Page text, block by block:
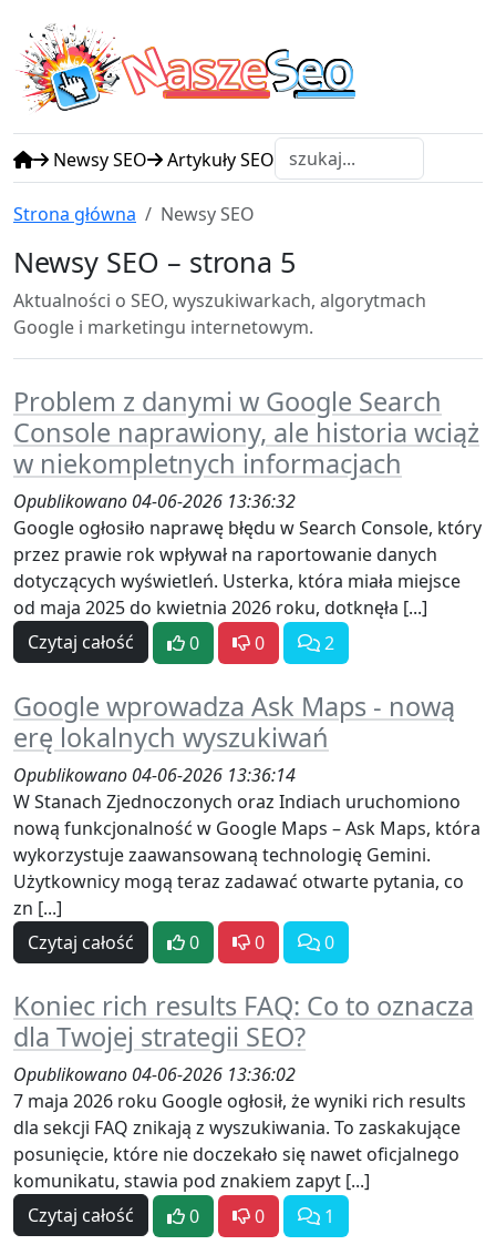
NaszeSeo
Newsy SEO Artykuły SEO
Strona główna Newsy SEO
Newsy SEO – strona 5
Aktualności o SEO, wyszukiwarkach, algorytmach
Google i marketingu internetowym.
Problem z danymi w Google Search
Console naprawiony, ale historia wciąż
w niekompletnych informacjach
Opublikowano 04-06-2026 13:36:32
Google ogłosiło naprawę błędu w Search Console, który
przez prawie rok wpływał na raportowanie danych
dotyczących wyświetleń. Usterka, która miała miejsce
od maja 2025 do kwietnia 2026 roku, dotknęła [...]
Czytaj całość
0 0 2
Google wprowadza Ask Maps - nową
erę lokalnych wyszukiwań
Opublikowano 04-06-2026 13:36:14
W Stanach Zjednoczonych oraz Indiach uruchomiono
nową funkcjonalność w Google Maps – Ask Maps, która
wykorzystuje zaawansowaną technologię Gemini.
Użytkownicy mogą teraz zadawać otwarte pytania, co
zn [...]
Czytaj całość
0 0 0
Koniec rich results FAQ: Co to oznacza
dla Twojej strategii SEO?
Opublikowano 04-06-2026 13:36:02
7 maja 2026 roku Google ogłosił, że wyniki rich results
dla sekcji FAQ znikają z wyszukiwania. To zaskakujące
posunięcie, które nie doczekało się nawet oficjalnego
komunikatu, stawia pod znakiem zapyt [...]
Czytaj całość
0 0 1